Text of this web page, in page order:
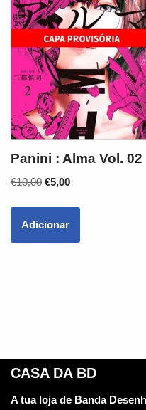
Panini : Alma Vol. 02
€10,00 €5,00
Adicionar
CASA DA BD
A tua loja de Banda